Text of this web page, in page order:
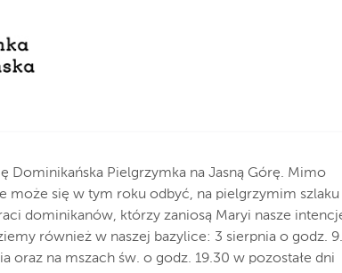
Dominikańska Pielgrzymka na Jasną Górę. Mimo
może się w tym roku odbyć, na pielgrzymim szlaku
dominikanów, którzy zaniosą Maryi nasze
również w naszej bazylice: 3 sierpnia o godz.
oraz na mszach św. o godz. 19.30 w pozostałe dni